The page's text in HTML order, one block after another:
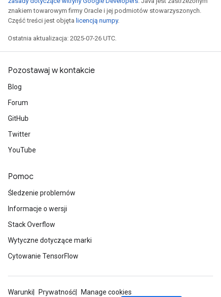
znakiem towarowym firmy Oracle i jej podmiotów stowarzyszonych.
Część treści jest objęta licencją numpy.
Ostatnia aktualizacja: 2025-07-26 UTC.
Pozostawaj w kontakcie
Blog
Forum
GitHub
Twitter
YouTube
Pomoc
Śledzenie problemów
Informacje o wersji
Stack Overflow
Wytyczne dotyczące marki
Cytowanie TensorFlow
Warunki Prywatność
Manage cookies